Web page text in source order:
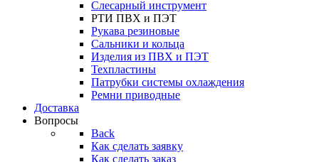
Слесарный инструмент
РТИ ПВХ и ПЭТ
Рукава резиновые
Сальники и кольца
Изделия из ПВХ и ПЭТ
Техпластины
Патрубки системы охлаждения
Ремни приводные
Доставка
Вопросы
Back
Как сделать заявку
Как сделать заказ